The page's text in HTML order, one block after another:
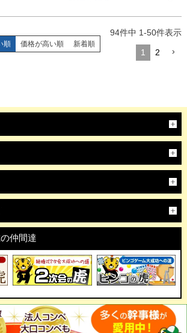
順 価格が高い順 新着順
94件中 1-50件表示
1 2
仲間達